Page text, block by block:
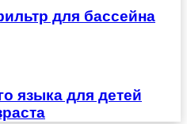
для бассейна
языка для детей